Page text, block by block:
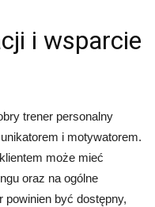
i wsparcie
trener personalny
i motywatorem.
może mieć
oraz na ogólne
powinien być dostępny,